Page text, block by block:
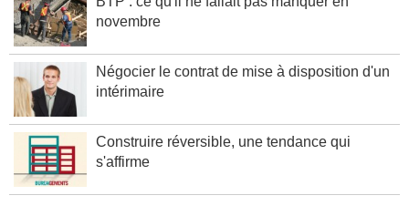
BTP : ce qu'il ne fallait pas manquer en
Négocier le contrat de mise à disposition d'un
Construire réversible, une tendance qui